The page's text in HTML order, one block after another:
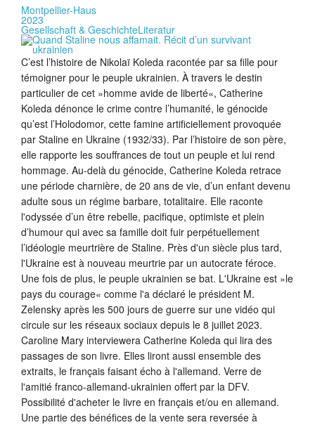
Montpellier-Haus
2023
Gesellschaft & GeschichteLiteratur
C’est l’histoire de Nikolaï Koleda racontée par sa fille pour
témoigner pour le peuple ukrainien. À travers le destin
particulier de cet »homme avide de liberté«, Catherine
Koleda dénonce le crime contre l’humanité, le génocide
qu’est l’Holodomor, cette famine artificiellement provoquée
par Staline en Ukraine (1932/33). Par l’histoire de son père,
elle rapporte les souffrances de tout un peuple et lui rend
hommage. Au-delà du génocide, Catherine Koleda retrace
une période charnière, de 20 ans de vie, d’un enfant devenu
adulte sous un régime barbare, totalitaire. Elle raconte
l'odyssée d’un être rebelle, pacifique, optimiste et plein
d’humour qui avec sa famille doit fuir perpétuellement
l’idéologie meurtrière de Staline. Près d'un siècle plus tard,
l'Ukraine est à nouveau meurtrie par un autocrate féroce.
Une fois de plus, le peuple ukrainien se bat. L'Ukraine est »le
pays du courage« comme l'a déclaré le président M.
Zelensky après les 500 jours de guerre sur une vidéo qui
circule sur les réseaux sociaux depuis le 8 juillet 2023.
Caroline Mary interviewera Catherine Koleda qui lira des
passages de son livre. Elles liront aussi ensemble des
extraits, le français faisant écho à l'allemand. Verre de
l'amitié franco-allemand-ukrainien offert par la DFV.
Possibilité d'acheter le livre en français et/ou en allemand.
Une partie des bénéfices de la vente sera reversée à